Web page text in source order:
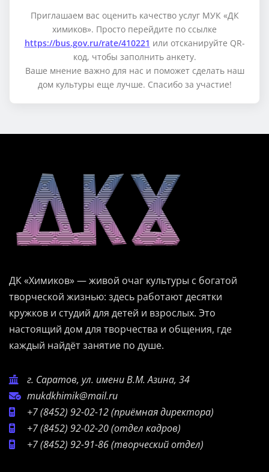
Приглашаем вас оценить качество услуг МУК «ДК
химиков». Просто перейдите по ссылке
https://bus.gov.ru/rate/410221 или отсканируйте QR-
код, чтобы заполнить анкету.
Ваше мнение важно для нас и поможет сделать наш
дом культуры еще лучше. Спасибо за участие!
ДК «Химиков» — живой очаг культуры с богатой
творческой жизнью: здесь работают десятки
кружков и студий для детей и взрослых. Это
настоящий дом для творчества и общения, где
каждый найдёт занятие по душе.
г. Саратов, ул. имени В.М. Азина, 34
mukdkhimik@mail.ru
+7 (8452) 92-02-12(приёмная директора)
+7 (8452) 92-02-20(отдел кадров)
+7 (8452) 92-91-86(творческий отдел)